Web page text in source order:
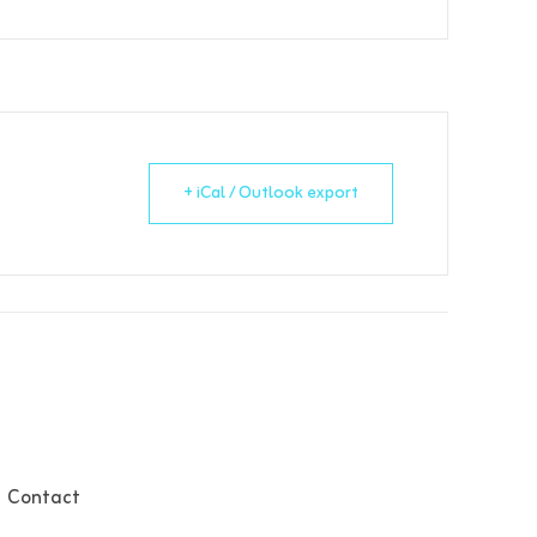
+ iCal / Outlook export
Contact